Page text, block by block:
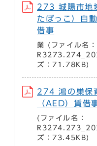
273 城陽市地
たぼっこ）自
借事
業 (ファイル名：
ズ：71.78KB)
274 鴻の巣保
（AED）賃借
(ファイル名：
ズ：73.45KB)